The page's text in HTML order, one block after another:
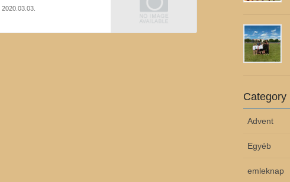
2020.03.03.
Category
Advent
Egyéb
emleknap